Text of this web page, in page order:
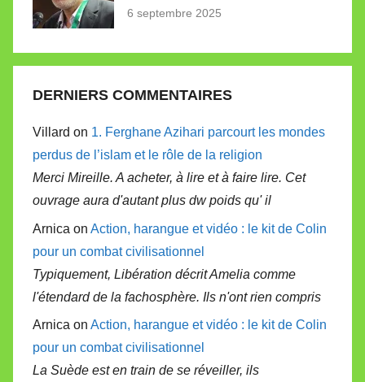
6 septembre 2025
DERNIERS COMMENTAIRES
Villard on 1. Ferghane Azihari parcourt les mondes
perdus de l’islam et le rôle de la religion
Merci Mireille. A acheter, à lire et à faire lire. Cet
ouvrage aura d'autant plus dw poids qu' il
Arnica on Action, harangue et vidéo : le kit de Colin
pour un combat civilisationnel
Typiquement, Libération décrit Amelia comme
l'étendard de la fachosphère. Ils n'ont rien compris
Arnica on Action, harangue et vidéo : le kit de Colin
pour un combat civilisationnel
La Suède est en train de se réveiller, ils